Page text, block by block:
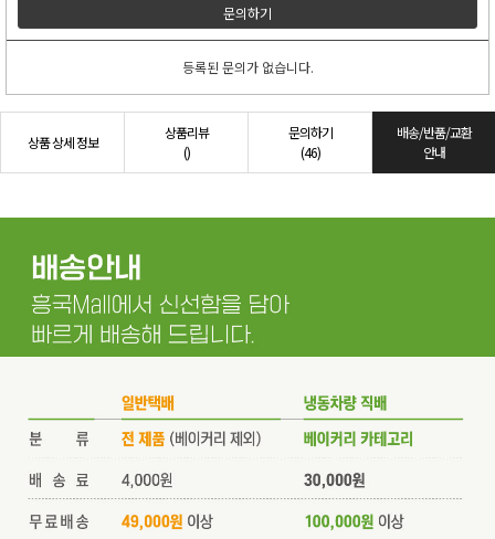
문의하기
등록된 문의가 없습니다.
상품 상세 정보
상품리뷰
()
문의하기
(46)
배송/반품/교환
안내